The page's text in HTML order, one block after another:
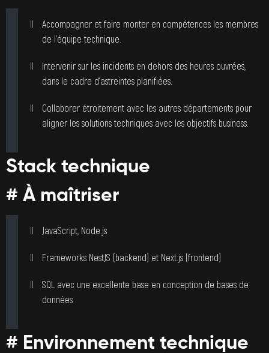
Accompagner et faire monter en compétences les membres
de l’équipe technique.
Intervenir sur les incidents en dehors des heures ouvrées,
dans le cadre d’astreintes planifiées.
Collaborer étroitement avec les autres départements pour
aligner les solutions techniques avec les objectifs business.
Stack technique
# À maîtriser
JavaScript, Node.js
Frameworks NestJS (backend) et Next.js (frontend)
SQL avec une excellente base en conception de bases de
données
# Environnement technique